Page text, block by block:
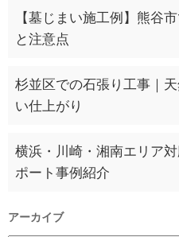
【墓じまい施工例】熊谷
と注意点
杉並区での石張り工事｜
い仕上がり
横浜・川崎・湘南エリア
ポート事例紹介
アーカイブ